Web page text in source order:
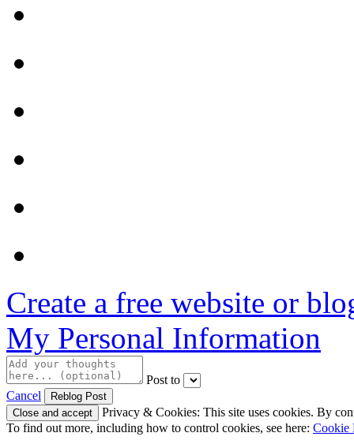
Create a free website or
My Personal Information
Post to
Cancel
Privacy & Cookies: This site uses cookies. By
To find out more, including how to control cookies, see here: Cookie